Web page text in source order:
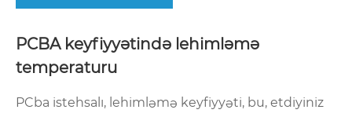
PCBA keyfiyyətində lehimləmə
temperaturu
PCba istehsalı, lehimləmə keyfiyyəti, bu, etdiyiniz